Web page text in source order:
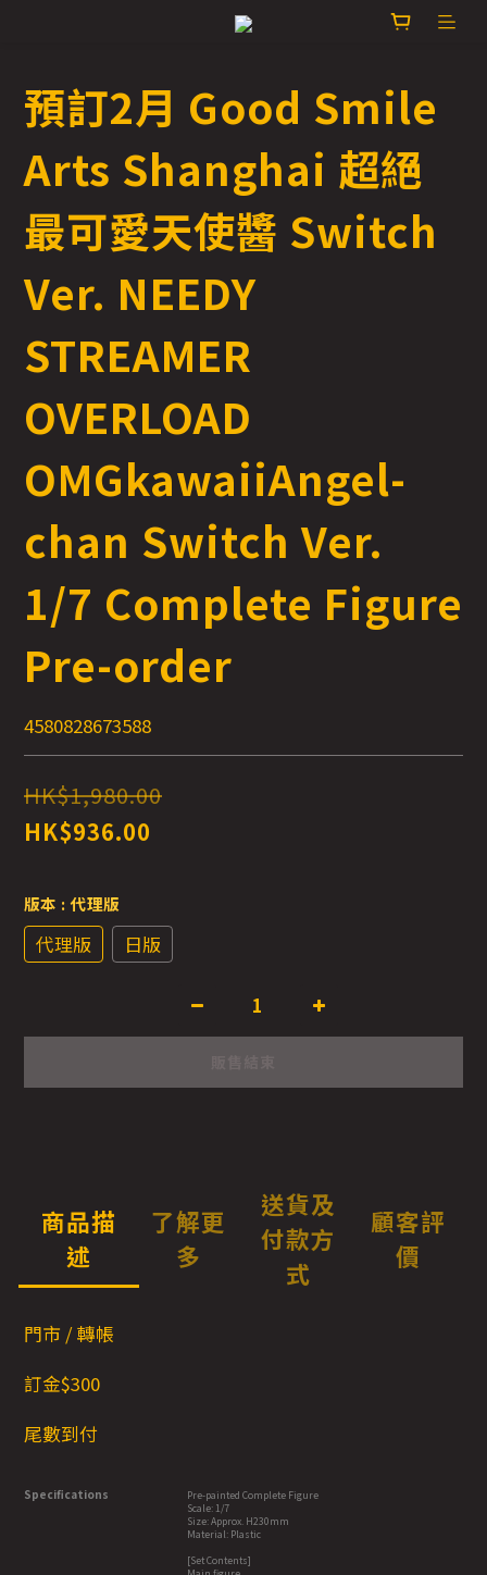
預訂2月 Good Smile
Arts Shanghai 超絕
最可愛天使醬 Switch
Ver. NEEDY
STREAMER
OVERLOAD
OMGkawaiiAngel-
chan Switch Ver.
1/7 Complete Figure
Pre-order
4580828673588
HK$1,980.00
HK$936.00
版本 : 代理版
代理版 日版
商品描
述
了解更
多
送貨及
付款方
式
顧客評
價
門市 / 轉帳
訂金$300
尾數到付
Specifications
Pre-painted Complete Figure
Scale: 1/7
Size: Approx. H230mm
Material: Plastic
[Set Contents]